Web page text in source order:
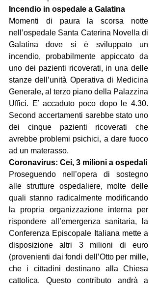
Incendio in ospedale a Galatina
Momenti di paura la scorsa notte
nell’ospedale Santa Caterina Novella di
Galatina dove si è sviluppato un
incendio, probabilmente appiccato da
uno dei pazienti ricoverati, in una delle
stanze dell’unità Operativa di Medicina
Generale, al terzo piano della Palazzina
Uffici. E’ accaduto poco dopo le 4.30.
Second accertamenti sarebbe stato uno
dei cinque pazienti ricoverati che
avrebbe problemi psichici, a dare fuoco
ad un materasso.
Coronavirus: Cei, 3 milioni a ospedali
Proseguendo nell’opera di sostegno
alle strutture ospedaliere, molte delle
quali stanno radicalmente modificando
la propria organizzazione interna per
rispondere all’emergenza sanitaria, la
Conferenza Episcopale Italiana mette a
disposizione altri 3 milioni di euro
(provenienti dai fondi dell’Otto per mille,
che i cittadini destinano alla Chiesa
cattolica. Questo contributo andrà a